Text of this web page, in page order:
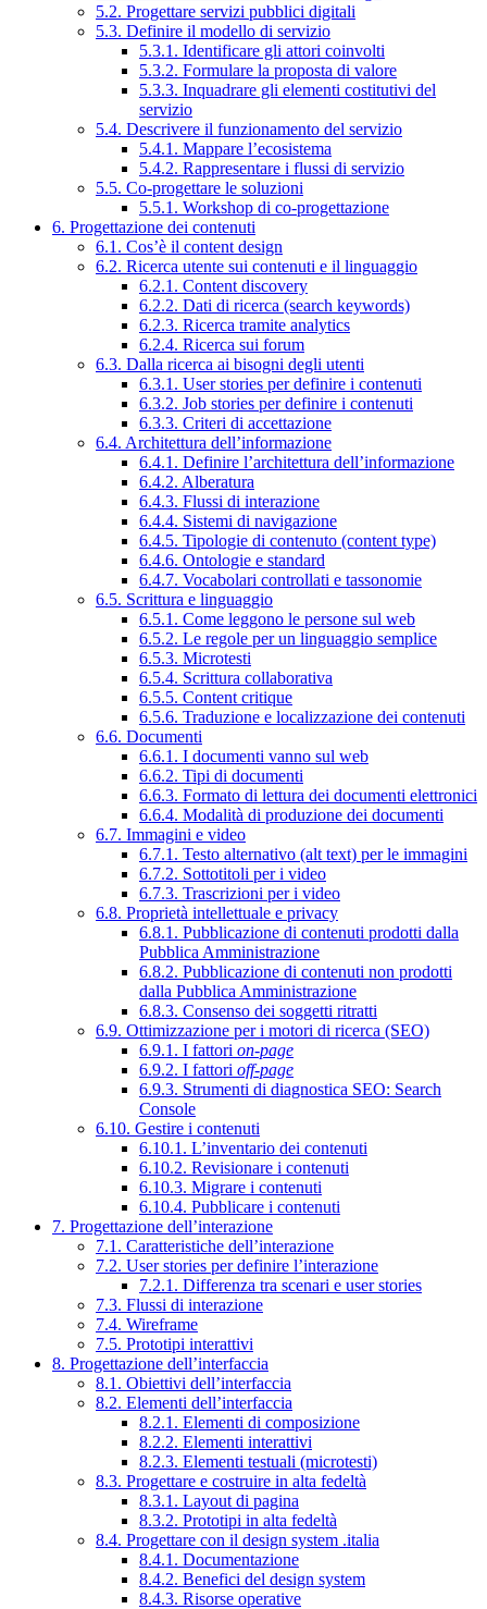
5.2. Progettare servizi pubblici digitali
5.3. Definire il modello di servizio
5.3.1. Identificare gli attori coinvolti
5.3.2. Formulare la proposta di valore
5.3.3. Inquadrare gli elementi costitutivi del
servizio
5.4. Descrivere il funzionamento del servizio
5.4.1. Mappare l’ecosistema
5.4.2. Rappresentare i flussi di servizio
5.5. Co-progettare le soluzioni
5.5.1. Workshop di co-progettazione
6. Progettazione dei contenuti
6.1. Cos’è il content design
6.2. Ricerca utente sui contenuti e il linguaggio
6.2.1. Content discovery
6.2.2. Dati di ricerca (search keywords)
6.2.3. Ricerca tramite analytics
6.2.4. Ricerca sui forum
6.3. Dalla ricerca ai bisogni degli utenti
6.3.1. User stories per definire i contenuti
6.3.2. Job stories per definire i contenuti
6.3.3. Criteri di accettazione
6.4. Architettura dell’informazione
6.4.1. Definire l’architettura dell’informazione
6.4.2. Alberatura
6.4.3. Flussi di interazione
6.4.4. Sistemi di navigazione
6.4.5. Tipologie di contenuto (content type)
6.4.6. Ontologie e standard
6.4.7. Vocabolari controllati e tassonomie
6.5. Scrittura e linguaggio
6.5.1. Come leggono le persone sul web
6.5.2. Le regole per un linguaggio semplice
6.5.3. Microtesti
6.5.4. Scrittura collaborativa
6.5.5. Content critique
6.5.6. Traduzione e localizzazione dei contenuti
6.6. Documenti
6.6.1. I documenti vanno sul web
6.6.2. Tipi di documenti
6.6.3. Formato di lettura dei documenti elettronici
6.6.4. Modalità di produzione dei documenti
6.7. Immagini e video
6.7.1. Testo alternativo (alt text) per le immagini
6.7.2. Sottotitoli per i video
6.7.3. Trascrizioni per i video
6.8. Proprietà intellettuale e privacy
6.8.1. Pubblicazione di contenuti prodotti dalla
Pubblica Amministrazione
6.8.2. Pubblicazione di contenuti non prodotti
dalla Pubblica Amministrazione
6.8.3. Consenso dei soggetti ritratti
6.9. Ottimizzazione per i motori di ricerca (SEO)
6.9.1. I fattori on-page
6.9.2. I fattori off-page
6.9.3. Strumenti di diagnostica SEO: Search
Console
6.10. Gestire i contenuti
6.10.1. L’inventario dei contenuti
6.10.2. Revisionare i contenuti
6.10.3. Migrare i contenuti
6.10.4. Pubblicare i contenuti
7. Progettazione dell’interazione
7.1. Caratteristiche dell’interazione
7.2. User stories per definire l’interazione
7.2.1. Differenza tra scenari e user stories
7.3. Flussi di interazione
7.4. Wireframe
7.5. Prototipi interattivi
8. Progettazione dell’interfaccia
8.1. Obiettivi dell’interfaccia
8.2. Elementi dell’interfaccia
8.2.1. Elementi di composizione
8.2.2. Elementi interattivi
8.2.3. Elementi testuali (microtesti)
8.3. Progettare e costruire in alta fedeltà
8.3.1. Layout di pagina
8.3.2. Prototipi in alta fedeltà
8.4. Progettare con il design system .italia
8.4.1. Documentazione
8.4.2. Benefici del design system
8.4.3. Risorse operative